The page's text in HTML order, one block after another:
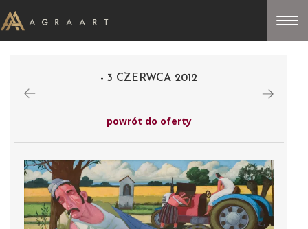
- 3 CZERWCA 2012
powrót do oferty